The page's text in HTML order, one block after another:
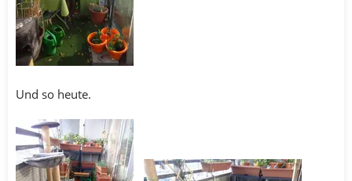
Und so heute.